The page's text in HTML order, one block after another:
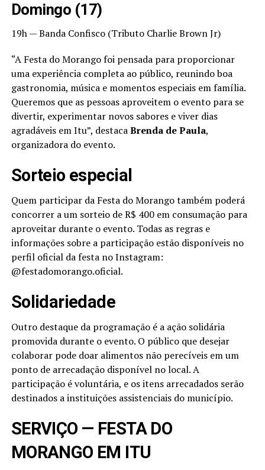
Domingo (17)
19h — Banda Confisco (Tributo Charlie Brown Jr)
“A Festa do Morango foi pensada para proporcionar
uma experiência completa ao público, reunindo boa
gastronomia, música e momentos especiais em família.
Queremos que as pessoas aproveitem o evento para se
divertir, experimentar novos sabores e viver dias
agradáveis em Itu”, destacaBrenda de Paula,
organizadora do evento.
Sorteio especial
Quem participar da Festa do Morango também poderá
concorrer a um sorteio de R$ 400 em consumação para
aproveitar durante o evento. Todas as regras e
informações sobre a participação estão disponíveis no
perfil oficial da festa no Instagram:
@festadomorango.oficial.
Solidariedade
Outro destaque da programação é a ação solidária
promovida durante o evento. O público que desejar
colaborar pode doar alimentos não perecíveis em um
ponto de arrecadação disponível no local. A
participação é voluntária, e os itens arrecadados serão
destinados a instituições assistenciais do município.
SERVIÇO — FESTA DO
MORANGO EM ITU